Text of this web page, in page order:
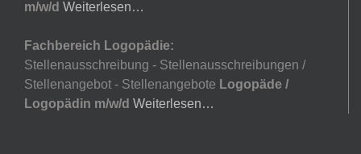
m/w/d Weiterlesen…
Fachbereich Logopädie:
Stellenausschreibung - Stellenausschreibungen /
Stellenangebot - Stellenangebote Logopäde /
Logopädin m/w/d Weiterlesen…